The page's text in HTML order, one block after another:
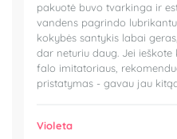
pakuotė buvo tvarkinga ir
vandens pagrindo
kokybės santykis labai
dar neturiu daug. Jei
falo imitatoriaus,
pristatymas - gavau jau
Violeta